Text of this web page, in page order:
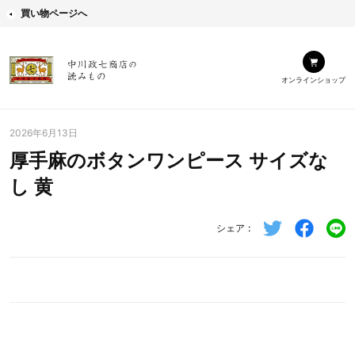
買い物ページへ
オンラインショップ
2026年6月13日
厚手麻のボタンワンピース サイズな
し 黄
シェア